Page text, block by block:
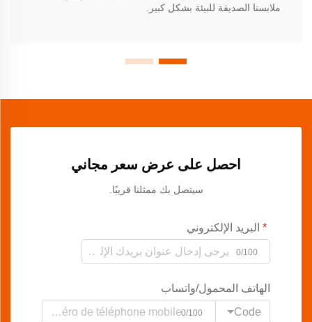
ملابسنا الصديقة للبيئة بشكل كبير.
احصل على عرض سعر مجاني
سيتصل بك ممثلنا قريبًا.
البريد الإلكتروني
0/100
الهاتف المحمول/واتساب
Code
0/100